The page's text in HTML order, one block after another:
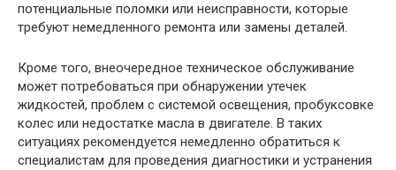
потенциальные поломки или неисправности, которые
требуют немедленного ремонта или замены деталей.
Кроме того, внеочередное техническое обслуживание
может потребоваться при обнаружении утечек
жидкостей, проблем с системой освещения, пробуксовке
колес или недостатке масла в двигателе. В таких
ситуациях рекомендуется немедленно обратиться к
специалистам для проведения диагностики и устранения